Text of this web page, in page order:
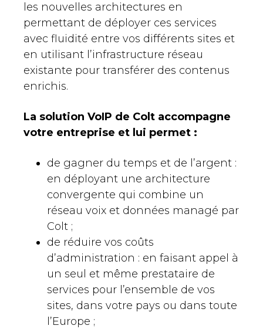
les nouvelles architectures en
permettant de déployer ces services
avec fluidité entre vos différents sites et
en utilisant l’infrastructure réseau
existante pour transférer des contenus
enrichis.
La solution VoIP de Colt accompagne
votre entreprise et lui permet :
de gagner du temps et de l’argent :
en déployant une architecture
convergente qui combine un
réseau voix et données managé par
Colt ;
de réduire vos coûts
d’administration : en faisant appel à
un seul et même prestataire de
services pour l’ensemble de vos
sites, dans votre pays ou dans toute
l’Europe ;